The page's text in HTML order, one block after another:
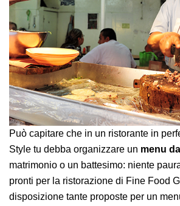
Può capitare che in un ristorante in
Style tu debba organizzare un menu
matrimonio o un battesimo: niente
pronti per la ristorazione di Fine Food
disposizione tante proposte per un